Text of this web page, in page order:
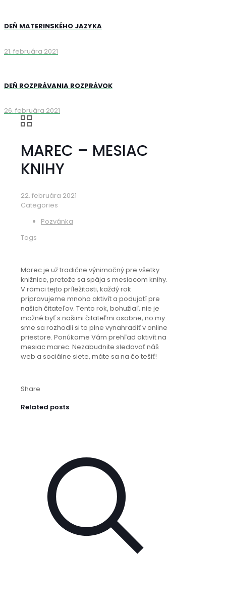
DEŇ MATERINSKÉHO JAZYKA
21. februára 2021
DEŇ ROZPRÁVANIA ROZPRÁVOK
26. februára 2021
MAREC – MESIAC
KNIHY
22. februára 2021
Categories
Pozvánka
Tags
Marec je už tradične výnimočný pre všetky
knižnice, pretože sa spája s mesiacom knihy.
V rámci tejto príležitosti, každý rok
pripravujeme mnoho aktivít a podujatí pre
našich čitateľov. Tento rok, bohužiaľ, nie je
možné byť s našimi čitateľmi osobne, no my
sme sa rozhodli si to plne vynahradiť v online
priestore. Ponúkame Vám prehľad aktivít na
mesiac marec. Nezabudnite sledovať náš
web a sociálne siete, máte sa na čo tešiť!
Share
Related posts